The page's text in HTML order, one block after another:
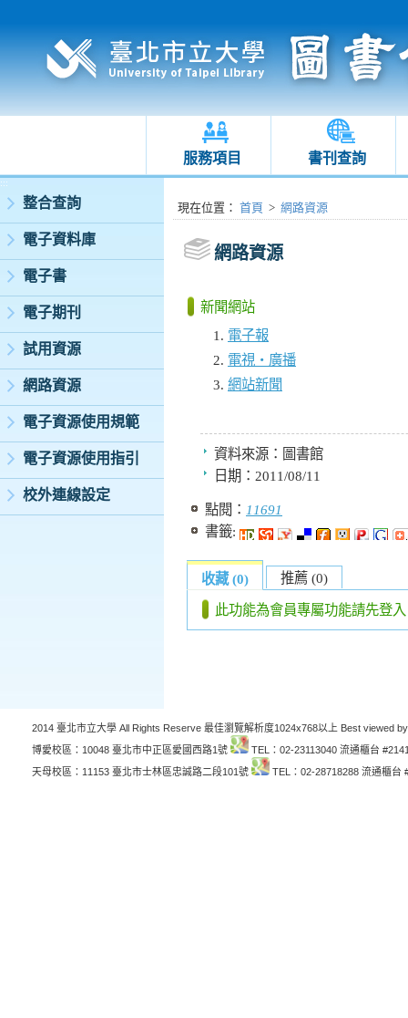
服務項目 書刊查詢
:::
整合查詢
電子資料庫
電子書
電子期刊
試用資源
網路資源
電子資源使用規範
電子資源使用指引
校外連線設定
:::現在位置 ： 首頁 > 網路資源
網路資源
新聞網站
電子報
電視‧廣播
網站新聞
資料來源： 圖書館
日期： 2011/08/11
點閱： 11691
書籤:
收藏 (0) 推薦 (0)
此功能為會員專屬功能請先登入
2014 臺北市立大學 All Rights Reserve 最佳瀏覽解析度1024x768以上 Best viewed
博愛校區：10048 臺北市中正區愛國西路1號
TEL：02-23113040 流通櫃台
天母校區：11153 臺北市士林區忠誠路二段101號
TEL：02-28718288 流通櫃台